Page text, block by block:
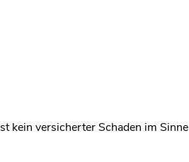
kein versicherter Schaden im Sinne